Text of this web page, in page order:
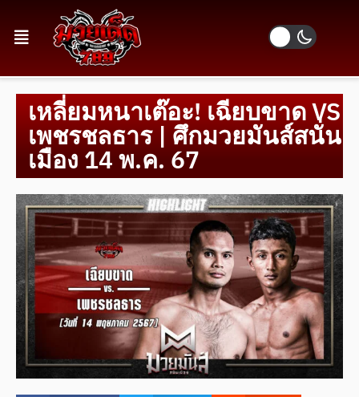
เหลี่ยมหนาเต๊อะ! เฉียบขาด VS
เพชรชลธาร | ศึกมวยมันส์สนั่น
เมือง 14 พ.ค. 67